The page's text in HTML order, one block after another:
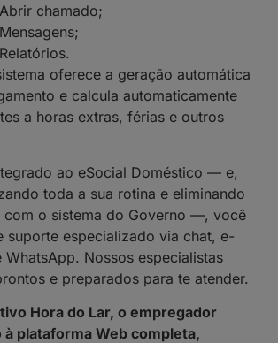
Abrir chamado;
Mensagens;
Relatórios.
oferece a geração automática
e calcula automaticamente
a horas extras, férias e outros
ao eSocial Doméstico — e,
toda a sua rotina e eliminando
com o sistema do Governo —, você
suporte especializado via chat, e-
WhatsApp. Nossos especialistas
e preparados para te atender.
Hora do Lar, o empregador
plataforma Web completa,